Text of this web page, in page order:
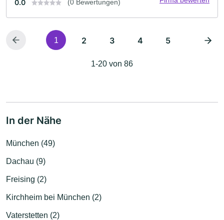
0.0 (0 Bewertungen)
1 2 3 4 5
1-20 von 86
In der Nähe
München (49)
Dachau (9)
Freising (2)
Kirchheim bei München (2)
Vaterstetten (2)